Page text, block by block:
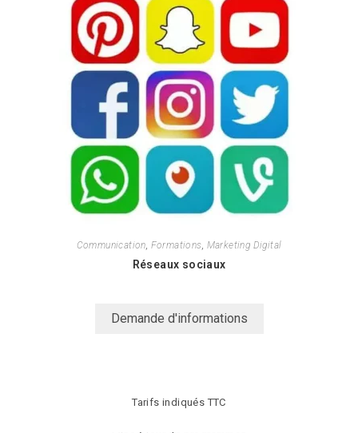
Communication, Formations, Marketing Digital
Réseaux sociaux
Demande d'informations
Tarifs indiqués TTC